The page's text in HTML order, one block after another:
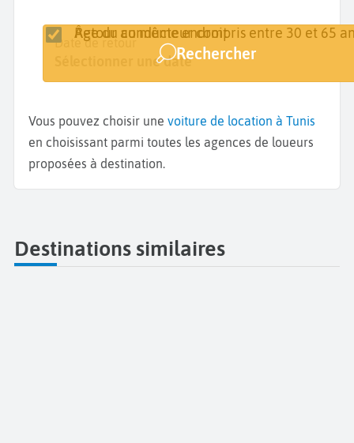
Lieu de retrait
Date de retrait
Sélectionner une date
Date de retour
Sélectionner une date
Retour au même endroit
Âge du conducteur compris entre 30 et 65
Rechercher
Vous pouvez choisir une voiture de location à Tunis
en choisissant parmi toutes les agences de loueurs
proposées à destination.
Destinations similaires